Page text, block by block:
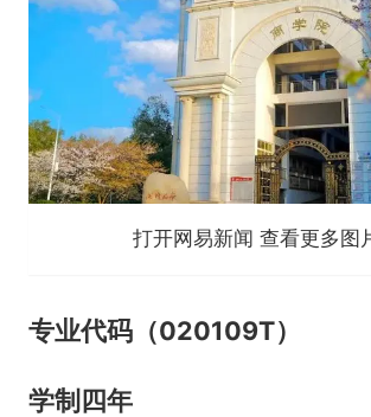
打开网易新闻 查看更多图
专业代码（020109T）
学制四年